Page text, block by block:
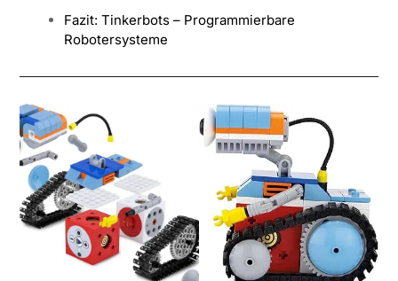
Fazit: Tinkerbots – Programmierbare
Robotersysteme